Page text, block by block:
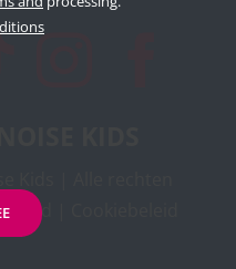
KIDS